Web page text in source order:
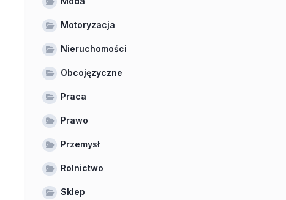
Motoryzacja
Nieruchomości
Obcojęzyczne
Praca
Prawo
Przemysł
Rolnictwo
Sklep